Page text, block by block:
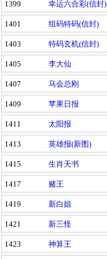
1399 幸运六合彩(信封)
1401 组码特码(信封)
1403 特码玄机(信封)
1405 李大仙
1407 马会总刚
1409 苹果日报
1411 太阳报
1413 英雄报(新图)
1415 生肖天书
1417 赌王
1419 新白姐
1421 新三怪
1423 神算王